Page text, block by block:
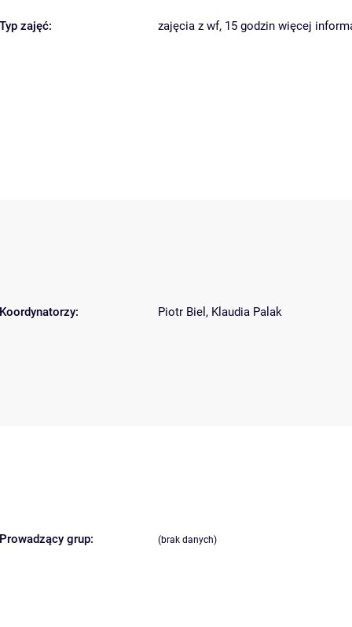
Typ zajęć: zajęcia z wf, 15 godzin więcej
Koordynatorzy: Piotr Biel , Klaudia Palak
Prowadzący grup: (brak danych)